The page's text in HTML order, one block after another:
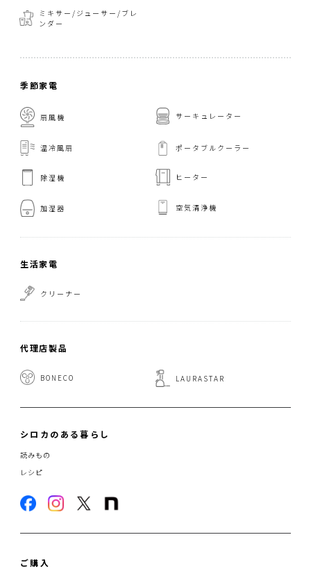
ミキサー/ジューサー/ ブレ
ンダー
季節家電
扇風機 サーキュレーター
温冷風扇 ポータブルクーラー
除湿機 ヒーター
加湿器 空気清浄機
生活家電
クリーナー
代理店製品
BONECO LAURASTAR
シロカのある暮らし
読みもの
レシピ
ご購入